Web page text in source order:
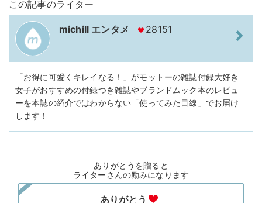
この記事のライター
michill エンタメ 28151
「お得に可愛くキレイなる！」がモットーの雑誌付録大好き
女子がおすすめの付録つき雑誌やブランドムック本のレビュ
ーを本誌の紹介ではわからない「使ってみた目線」でお届け
します！
ありがとうを贈ると
ライターさんの励みになります